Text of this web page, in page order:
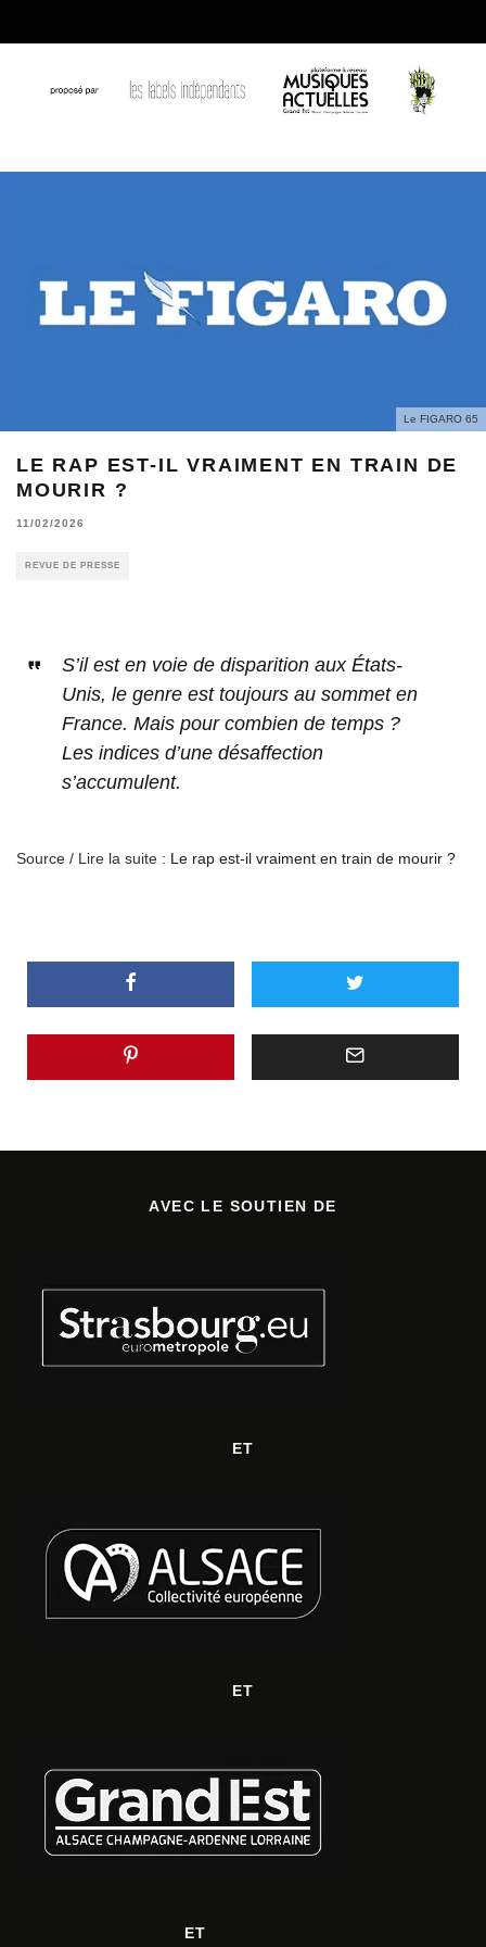
Le FIGARO 65
LE RAP EST-IL VRAIMENT EN TRAIN DE
MOURIR ?
11/02/2026
REVUE DE PRESSE
S’il est en voie de disparition aux États-
Unis, le genre est toujours au sommet en
France. Mais pour combien de temps ?
Les indices d’une désaffection
s’accumulent.
Source / Lire la suite : Le rap est-il vraiment en train de mourir ?
AVEC LE SOUTIEN DE
ET
ET
ET